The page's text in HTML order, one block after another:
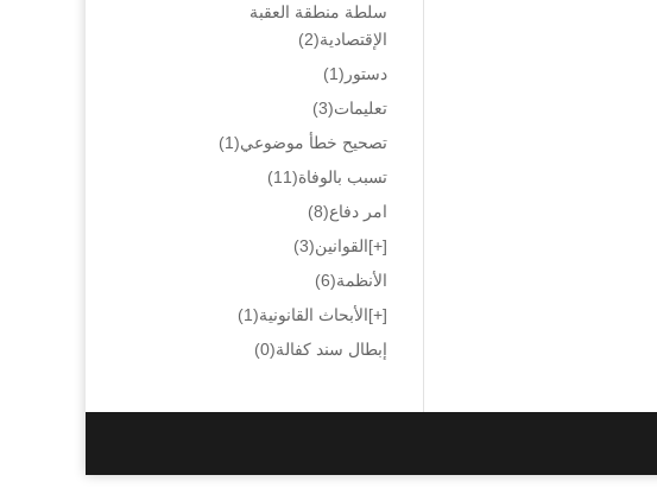
سلطة منطقة العقبة
الإقتصادية(2)
دستور (1)
تعليمات(3)
تصحيح خطأ موضوعي(1)
تسبب بالوفاة(11)
امر دفاع(8)
[+]القوانين(3)
الأنظمة(6)
[+]الأبحاث القانونية(1)
إبطال سند كفالة(0)